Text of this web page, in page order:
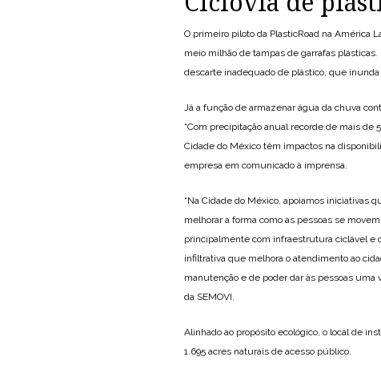
O primeiro piloto da PlasticRoad na América
meio milhão de tampas de garrafas
descarte inadequado de plástico, que inunda
Já a função de armazenar água da chuva
“Com precipitação anual recorde de mais
Cidade do México têm impactos na
empresa em comunicado à imprensa.
“Na Cidade do México, apoiamos iniciativas
melhorar a forma como as pessoas se
principalmente com infraestrutura ciclável e
infiltrativa que melhora o atendimento ao
manutenção e de poder dar às pessoas
da SEMOVI.
Alinhado ao propósito ecológico, o local de
1.695 acres naturais de acesso público.